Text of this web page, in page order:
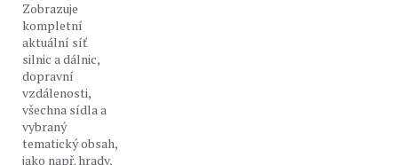
Zobrazuje
kompletní
aktuální síť
silnic a dálnic,
dopravní
vzdálenosti,
všechna sídla a
vybraný
tematický obsah,
jako např. hrady,